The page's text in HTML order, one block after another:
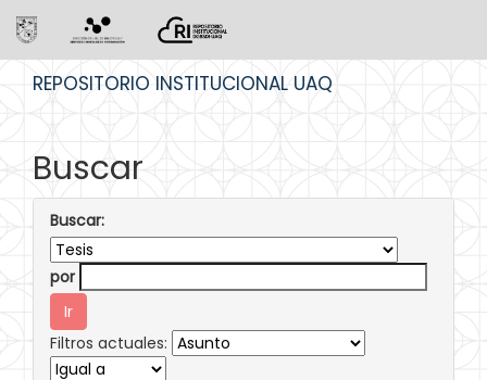
REPOSITORIO INSTITUCIONAL UAQ
Buscar
Buscar:
por
Filtros actuales: